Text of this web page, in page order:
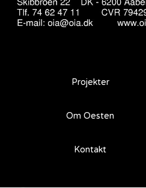
Projekter
Om Oesten
Kontakt
Aabenraa